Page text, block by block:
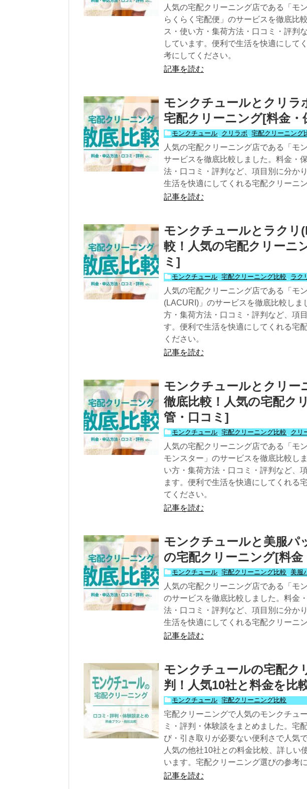
人気の宅配クリーニング店である「モ
らくらく宅配便」のサービスを徹底比
ス・使い方・集荷方法・口コミ・評判
しています。便利で生活を快適にして
考にしてください。
記事を読む
モンクチュールとクリラ
宅配クリーニング[料金・
モンクチュール クリラボ ,宅配クリーニング
人気の宅配クリーニング店である「モ
サービスを徹底比較しました。料金・
法・口コミ・評判など、項目別に分か
生活を快適にしてくれる宅配クリーニ
記事を読む
モンクチュールとラクリ
較！人気の宅配クリーニ
ミ]
モンクチュール ,宅配クリーニング比較 ラク
人気の宅配クリーニング店である「モ
(LACURI)」のサービスを徹底比較し
方・集荷方法・口コミ・評判など、項
す。便利で生活を快適にしてくれる宅
ください。
記事を読む
モンクチュールとクリー
徹底比較！人気の宅配ク
管・口コミ]
モンクチュール ,宅配クリーニング比較 クリ
人気の宅配クリーニング店である「モ
モンスター」のサービスを徹底比較し
い方・集荷方法・口コミ・評判など、
ます。便利で生活を快適にしてくれる
てください。
記事を読む
モンクチュールと美服パ
の宅配クリーニング[料金
モンクチュール ,宅配クリーニング比較 ,美服
人気の宅配クリーニング店である「モ
のサービスを徹底比較しました。料金
法・口コミ・評判など、項目別に分か
生活を快適にしてくれる宅配クリーニ
記事を読む
モンクチュールの宅配ク
判！人気10社と料金を比
モンクチュール ,宅配クリーニング比較
宅配クリーニングで人気のモンクチュ
ミ・評判・体験談をまとめました。宅
び・引き取りが必要ない便利さで人気
人気の他社10社との料金比較、詳しい
います。宅配クリーニング選びの参考
記事を読む